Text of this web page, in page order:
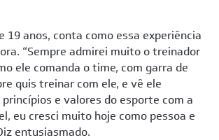
19 anos, conta como essa experiência
“Sempre admirei muito o treinador
ele comanda o time, com garra de
quis treinar com ele, e vê ele
e valores do esporte com a
eu cresci muito hoje como pessoa e
entusiasmado.